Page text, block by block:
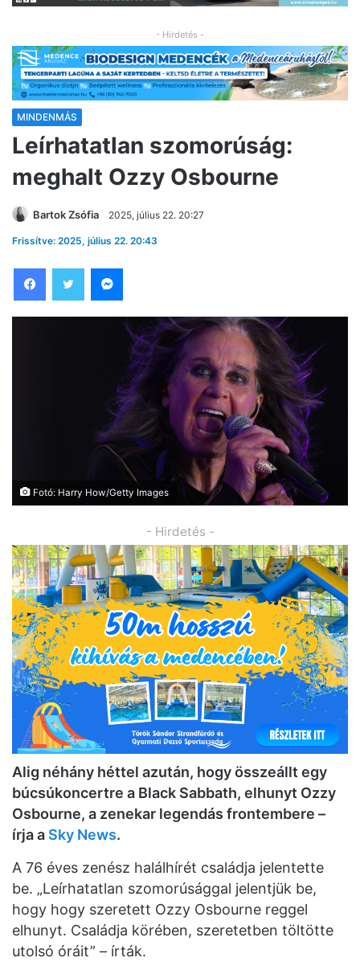
- Hirdetés -
MINDENMÁS
Leírhatatlan szomorúság:
meghalt Ozzy Osbourne
Bartok Zsófia 2025, július 22. 20:27
Frissítve: 2025, július 22. 20:43
Fotó: Harry How/Getty Images
- Hirdetés -
Alig néhány héttel azután, hogy összeállt egy
búcsúkoncertre a Black Sabbath, elhunyt Ozzy
Osbourne, a zenekar legendás frontembere –
írja a Sky News.
A 76 éves zenész halálhírét családja jelentette
be. „Leírhatatlan szomorúsággal jelentjük be,
hogy hogy szeretett Ozzy Osbourne reggel
elhunyt. Családja körében, szeretetben töltötte
utolsó óráit” – írták.